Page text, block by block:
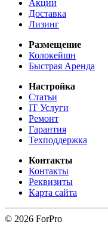
Акции
Доставка
Лизинг
Размещение
Колокейшн
Быстрая Аренда
Настройка
Статьи
IT Услуги
Ремонт
Гарантия
Техподдержка
Контакты
Контакты
Реквизиты
Карта сайта
© 2026 ForPro